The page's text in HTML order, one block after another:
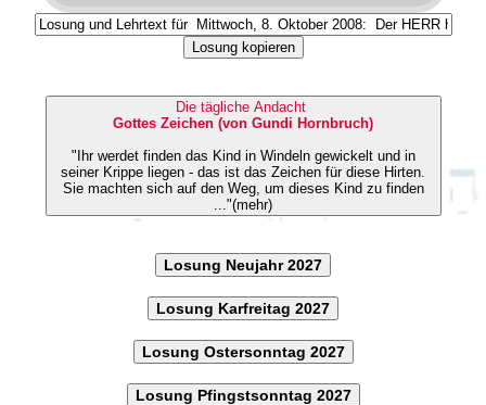
Losung kopieren
Die tägliche Andacht
Gottes Zeichen (von Gundi Hornbruch)
"Ihr werdet finden das Kind in Windeln gewickelt und in
seiner Krippe liegen - das ist das Zeichen für diese Hirten.
Sie machten sich auf den Weg, um dieses Kind zu finden
..."(mehr)
Losung Neujahr 2027
Losung Karfreitag 2027
Losung Ostersonntag 2027
Losung Pfingstsonntag 2027